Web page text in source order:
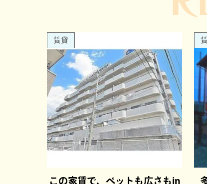
賃貸
この家賃で、ペットも広さもin